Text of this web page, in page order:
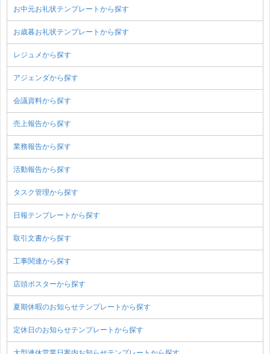
お中元お礼状テンプレートから探す
お歳暮お礼状テンプレートから探す
レジュメから探す
アジェンダから探す
会議資料から探す
売上報告から探す
業務報告から探す
活動報告から探す
タスク管理から探す
日報テンプレートから探す
取引文書から探す
工事関連から探す
店頭ポスターから探す
夏期休暇のお知らせテンプレートから探す
定休日のお知らせテンプレートから探す